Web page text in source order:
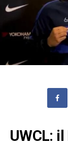
UWCL: